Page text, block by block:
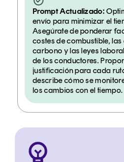
Prompt Actualizado:
envío para minimizar el
Asegúrate de ponderar
costes de combustible, las
carbono y las leyes
de los conductores.
justificación para cada
describe cómo se
los cambios con el tiempo.